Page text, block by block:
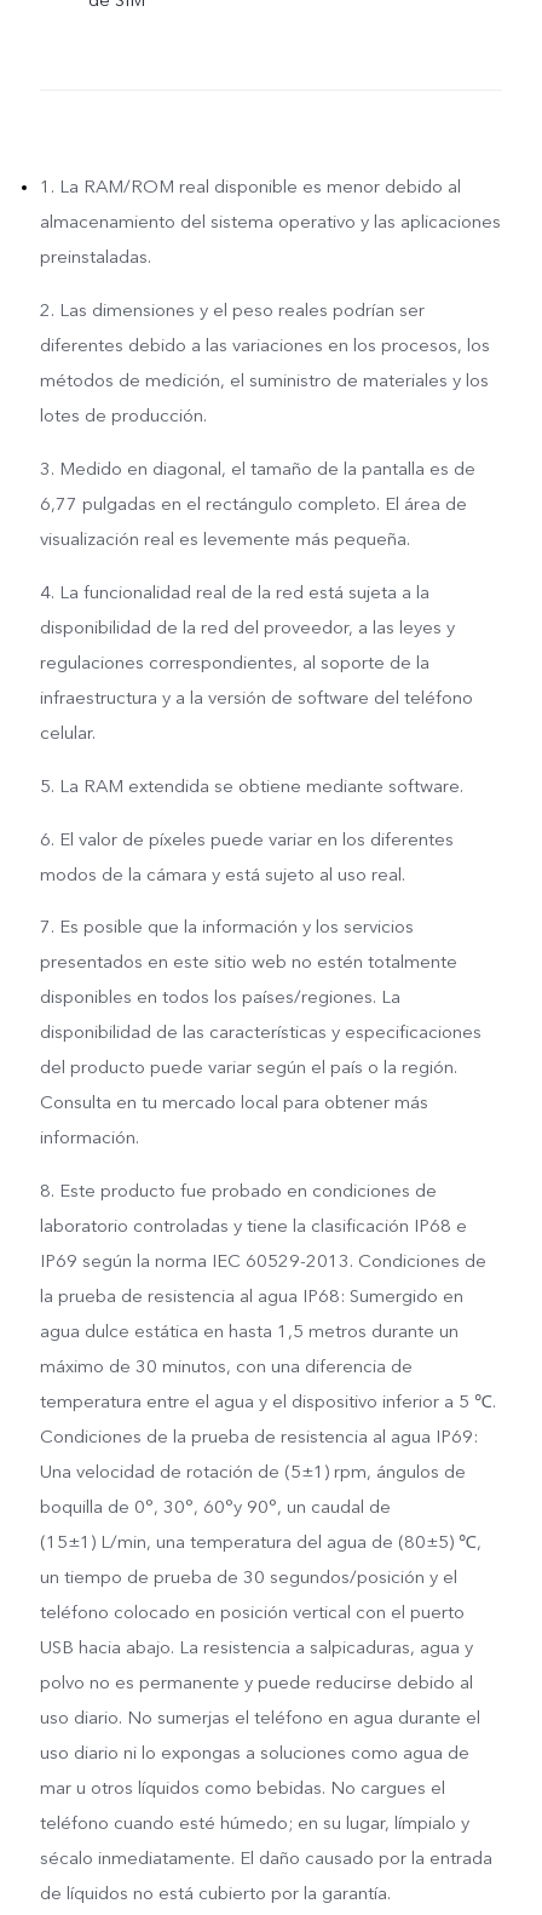
1. La RAM/ROM real disponible es menor debido al
almacenamiento del sistema operativo y las aplicaciones
preinstaladas.
2. Las dimensiones y el peso reales podrían ser
diferentes debido a las variaciones en los procesos, los
métodos de medición, el suministro de materiales y los
lotes de producción.
3. Medido en diagonal, el tamaño de la pantalla es de
6,77 pulgadas en el rectángulo completo. El área de
visualización real es levemente más pequeña.
4. La funcionalidad real de la red está sujeta a la
disponibilidad de la red del proveedor, a las leyes y
regulaciones correspondientes, al soporte de la
infraestructura y a la versión de software del teléfono
celular.
5. La RAM extendida se obtiene mediante software.
6. El valor de píxeles puede variar en los diferentes
modos de la cámara y está sujeto al uso real.
7. Es posible que la información y los servicios
presentados en este sitio web no estén totalmente
disponibles en todos los países/regiones. La
disponibilidad de las características y especificaciones
del producto puede variar según el país o la región.
Consulta en tu mercado local para obtener más
información.
8. Este producto fue probado en condiciones de
laboratorio controladas y tiene la clasificación IP68 e
IP69 según la norma IEC 60529-2013. Condiciones de
la prueba de resistencia al agua IP68: Sumergido en
agua dulce estática en hasta 1,5 metros durante un
máximo de 30 minutos, con una diferencia de
temperatura entre el agua y el dispositivo inferior a 5 ℃.
Condiciones de la prueba de resistencia al agua IP69:
Una velocidad de rotación de (5±1) rpm, ángulos de
boquilla de 0°, 30°, 60°y 90°, un caudal de
(15±1) L/min, una temperatura del agua de (80±5) ℃,
un tiempo de prueba de 30 segundos/posición y el
teléfono colocado en posición vertical con el puerto
USB hacia abajo. La resistencia a salpicaduras, agua y
polvo no es permanente y puede reducirse debido al
uso diario. No sumerjas el teléfono en agua durante el
uso diario ni lo expongas a soluciones como agua de
mar u otros líquidos como bebidas. No cargues el
teléfono cuando esté húmedo; en su lugar, límpialo y
sécalo inmediatamente. El daño causado por la entrada
de líquidos no está cubierto por la garantía.